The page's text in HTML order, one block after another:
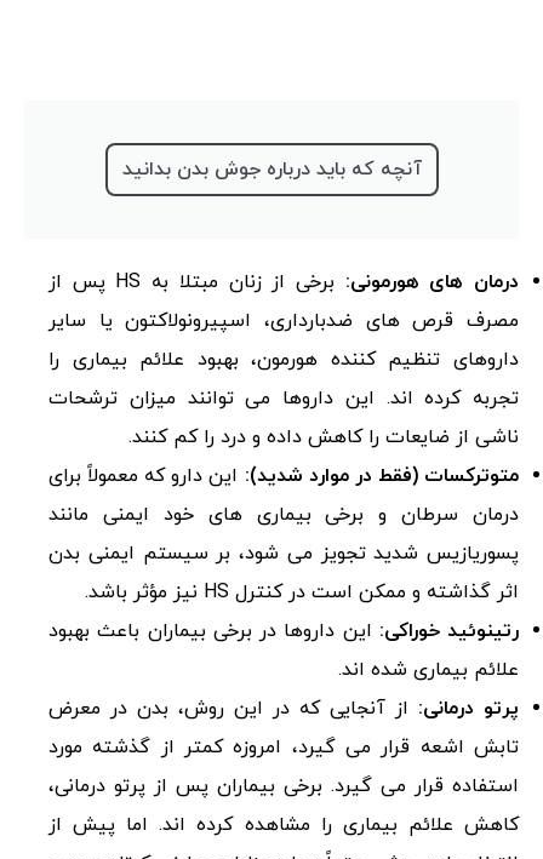
آنچه که باید درباره جوش بدن بدانید
درمان های هورمونی:
برخی از زنان مبتلا به HS پس از
مصرف قرص های ضدبارداری، اسپیرونولاکتون یا سایر
داروهای تنظیم کننده هورمون، بهبود علائم بیماری را
تجربه کرده اند. این داروها می توانند میزان ترشحات
ناشی از ضایعات را کاهش داده و درد را کم کنند.
متوترکسات (فقط در موارد شدید): این دارو که معمولاً برای
درمان سرطان و برخی بیماری های خود ایمنی مانند
پسوریازیس شدید تجویز می شود، بر سیستم ایمنی بدن
اثر گذاشته و ممکن است در کنترل HS نیز مؤثر باشد.
رتینوئید خوراکی: این داروها در برخی بیماران باعث بهبود
علائم بیماری شده اند.
پرتو درمانی: از آنجایی که در این روش، بدن در معرض
تابش اشعه قرار می گیرد، امروزه کمتر از گذشته مورد
استفاده قرار می گیرد. برخی بیماران پس از پرتو درمانی،
کاهش علائم بیماری را مشاهده کرده اند. اما پیش از